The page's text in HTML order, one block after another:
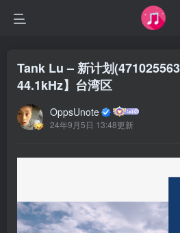
Tank Lu – 新计划
44.1kHz】台湾区
OppsUnote
24年9月5日 13:48更新